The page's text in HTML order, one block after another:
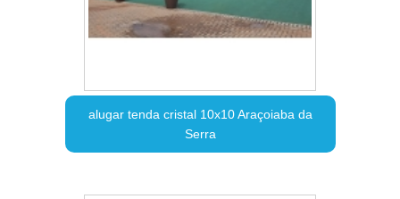
alugar tenda cristal 10x10 Araçoiaba da
Serra